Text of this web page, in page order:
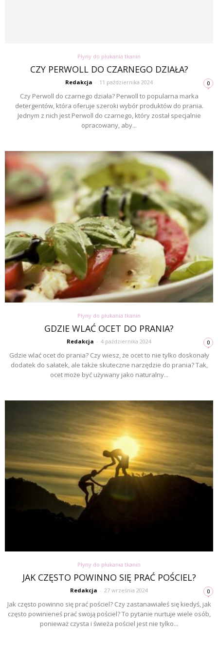
Płyny do płukania tkanin
CZY PERWOLL DO CZARNEGO DZIAŁA?
Redakcja - 11 października 2024 0
Czy Perwoll do czarnego działa? Perwoll to popularna marka
detergentów, która oferuje szeroki wybór produktów do prania.
Jednym z nich jest Perwoll do czarnego, który został specjalnie
opracowany, aby...
Płyny do płukania tkanin
GDZIE WLAĆ OCET DO PRANIA?
Redakcja - 4 października 2024 0
Gdzie wlać ocet do prania? Czy wiesz, że ocet to nie tylko doskonały
dodatek do sałatek, ale także skuteczne narzędzie do prania? Tak,
ocet może być używany jako naturalny...
Płyny do płukania tkanin
JAK CZĘSTO POWINNO SIĘ PRAĆ POŚCIEL?
Redakcja - 27 września 2024 0
Jak często powinno się prać pościel? Czy zastanawiałeś się kiedyś, jak
często powinieneś prać swoją pościel? To pytanie nurtuje wiele osób,
ponieważ czysta i świeża pościel jest nie tylko...